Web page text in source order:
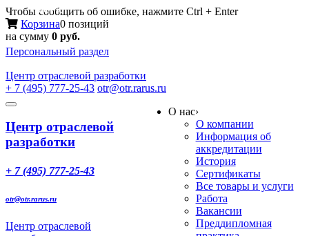
Чтобы сообщить об ошибке, нажмите Ctrl + Enter
Корзина0 позиций
на сумму 0 руб.
Персональный раздел
Центр отраслевой разработки
+ 7 (495) 777-25-43 otr@otr.rarus.ru
Toggle
Меню
Центр отраслевой
разработки
+ 7 (495) 777-25-43
otr@otr.rarus.ru
Центр отраслевой
О нас›
О компании
Информация об
аккредитации
История
Сертификаты
Все товары и услуги
Работа
Вакансии
Преддипломная